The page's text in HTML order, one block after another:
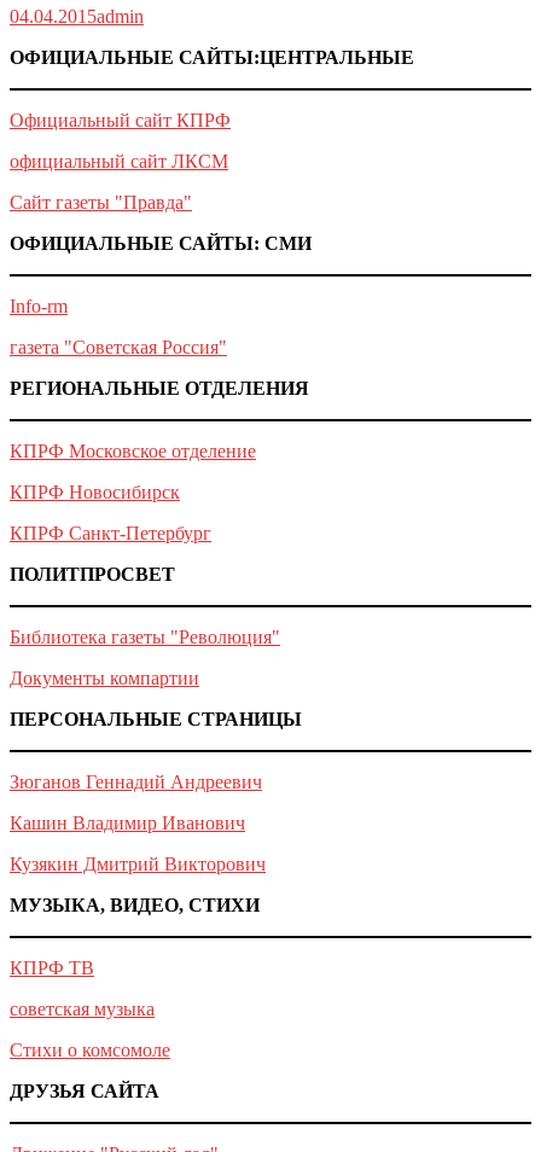
04.04.2015admin
ОФИЦИАЛЬНЫЕ САЙТЫ:ЦЕНТРАЛЬНЫЕ
Официальный сайт КПРФ
официальный сайт ЛКСМ
Сайт газеты "Правда"
ОФИЦИАЛЬНЫЕ САЙТЫ: СМИ
Info-rm
газета "Советская Россия"
РЕГИОНАЛЬНЫЕ ОТДЕЛЕНИЯ
КПРФ Московское отделение
КПРФ Новосибирск
КПРФ Санкт-Петербург
ПОЛИТПРОСВЕТ
Библиотека газеты "Революция"
Документы компартии
ПЕРСОНАЛЬНЫЕ СТРАНИЦЫ
Зюганов Геннадий Андреевич
Кашин Владимир Иванович
Кузякин Дмитрий Викторович
МУЗЫКА, ВИДЕО, СТИХИ
КПРФ ТВ
советская музыка
Стихи о комсомоле
ДРУЗЬЯ САЙТА